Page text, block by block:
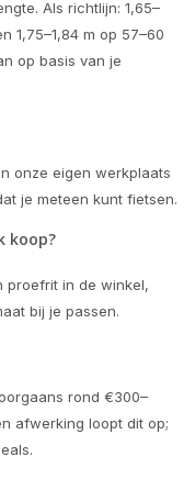
Als richtlijn: 1,65–
1,75–1,84 m op 57–60
op basis van je
onze eigen werkplaats
je meteen kunt fietsen.
koop?
proefrit in de winkel,
bij je passen.
rond €300–
afwerking loopt dit op;